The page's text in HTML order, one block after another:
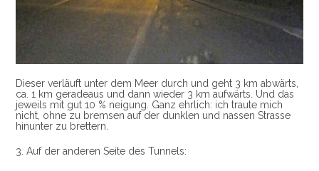
Dieser verläuft unter dem Meer durch und geht 3 km abwärts,
ca. 1 km geradeaus und dann wieder 3 km aufwärts. Und das
jeweils mit gut 10 % neigung. Ganz ehrlich: ich traute mich
nicht, ohne zu bremsen auf der dunklen und nassen Strasse
hinunter zu brettern.
3. Auf der anderen Seite des Tunnels: